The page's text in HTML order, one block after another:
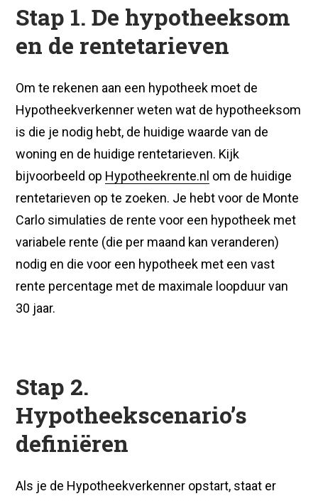
Stap 1. De hypotheeksom
en de rentetarieven
Om te rekenen aan een hypotheek moet de
Hypotheekverkenner weten wat de hypotheeksom
is die je nodig hebt, de huidige waarde van de
woning en de huidige rentetarieven. Kijk
bijvoorbeeld op Hypotheekrente.nl om de huidige
rentetarieven op te zoeken. Je hebt voor de Monte
Carlo simulaties de rente voor een hypotheek met
variabele rente (die per maand kan veranderen)
nodig en die voor een hypotheek met een vast
rente percentage met de maximale loopduur van
30 jaar.
Stap 2.
Hypotheekscenario’s
definiëren
Als je de Hypotheekverkenner opstart, staat er